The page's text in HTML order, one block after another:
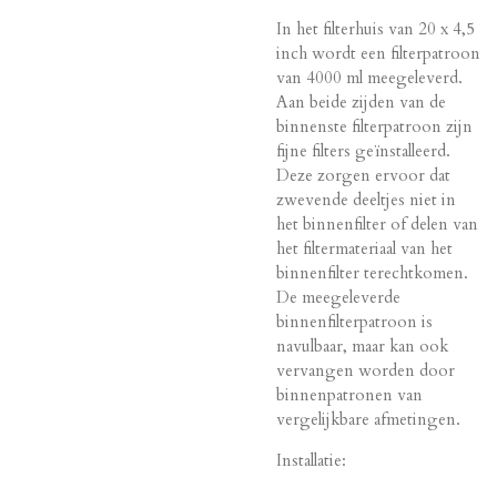
In het filterhuis van 20 x 4,5
inch wordt een filterpatroon
van 4000 ml meegeleverd.
Aan beide zijden van de
binnenste filterpatroon zijn
fijne filters geïnstalleerd.
Deze zorgen ervoor dat
zwevende deeltjes niet in
het binnenfilter of delen van
het filtermateriaal van het
binnenfilter terechtkomen.
De meegeleverde
binnenfilterpatroon is
navulbaar, maar kan ook
vervangen worden door
binnenpatronen van
vergelijkbare afmetingen.
Installatie: